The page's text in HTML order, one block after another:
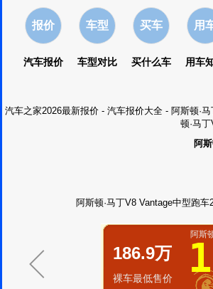
报价
汽车报价
车型
车型对比
买车
买什么车
用
用车
汽车之家2026最新报价 - 汽车报价大全 - 阿斯顿·
顿·马
阿
阿斯顿·马丁V8 Vantage中型跑
186.9万
裸车最低售价
阿斯